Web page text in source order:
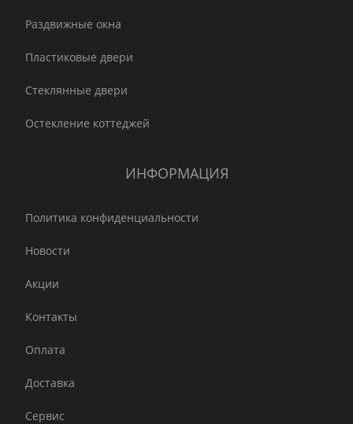
Раздвижные окна
Пластиковые двери
Стеклянные двери
Остекление коттеджей
ИНФОРМАЦИЯ
Политика конфиденциальности
Новости
Акции
Контакты
Оплата
Доставка
Сервис